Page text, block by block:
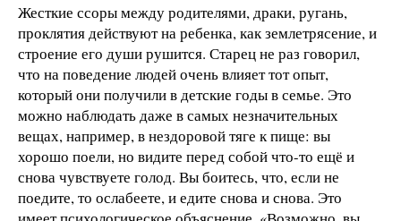
Жесткие ссоры между родителями, драки, ругань,
проклятия действуют на ребенка, как землетрясение, и
строение его души рушится. Старец не раз говорил,
что на поведение людей очень влияет тот опыт,
который они получили в детские годы в семье. Это
можно наблюдать даже в самых незначительных
вещах, например, в нездоровой тяге к пище: вы
хорошо поели, но видите перед собой что-то ещё и
снова чувствуете голод. Вы боитесь, что, если не
поедите, то ослабеете, и едите снова и снова. Это